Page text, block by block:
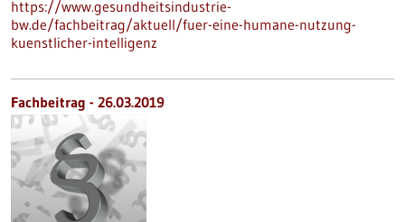
https://www.gesundheitsindustrie-
bw.de/fachbeitrag/aktuell/fuer-eine-humane-nutzung-
kuenstlicher-intelligenz
Fachbeitrag - 26.03.2019